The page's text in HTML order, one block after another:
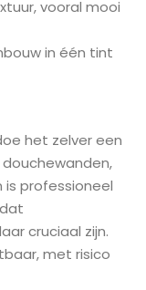
vooral mooi
in één tint
het zelver een
professioneel
cruciaal zijn.
met risico